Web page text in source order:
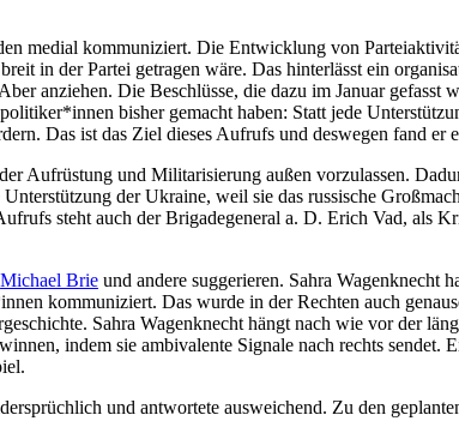
medial kommuniziert. Die Entwicklung von
in der Partei getragen wäre. Das hinterlässt ein
anziehen. Die Beschlüsse, die dazu im Januar
bisher gemacht haben: Statt jede
Das ist das Ziel dieses Aufrufs und deswegen fand er
Aufrüstung und Militarisierung außen vorzulassen.
der Ukraine, weil sie das russische
steht auch der Brigadegeneral a. D. Erich Vad, als
Michael Brie und andere suggerieren. Sahra Wagenknecht
kommuniziert. Das wurde in der Rechten auch
Sahra Wagenknecht hängt nach wie vor der
indem sie ambivalente Signale nach rechts sendet.
und antwortete ausweichend. Zu den